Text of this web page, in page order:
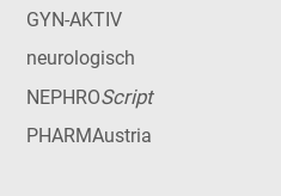
GYN-AKTIV
neurologisch
NEPHROScript
PHARMAustria